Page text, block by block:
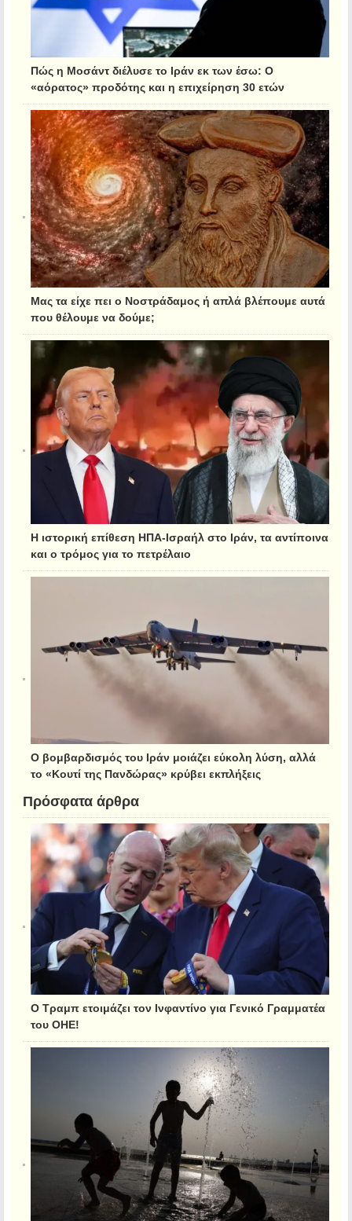
Πώς η Μοσάντ διέλυσε το Ιράν εκ των έσω: Ο
«αόρατος» προδότης και η επιχείρηση 30 ετών
Μας τα είχε πει ο Νοστράδαμος ή απλά βλέπουμε αυτά
που θέλουμε να δούμε;
Η ιστορική επίθεση ΗΠΑ-Ισραήλ στο Ιράν, τα αντίποινα
και ο τρόμος για το πετρέλαιο
Ο βομβαρδισμός του Ιράν μοιάζει εύκολη λύση, αλλά
το «Κουτί της Πανδώρας» κρύβει εκπλήξεις
Πρόσφατα άρθρα
Ο Τραμπ ετοιμάζει τον Ινφαντίνο για Γενικό Γραμματέα
του ΟΗΕ!